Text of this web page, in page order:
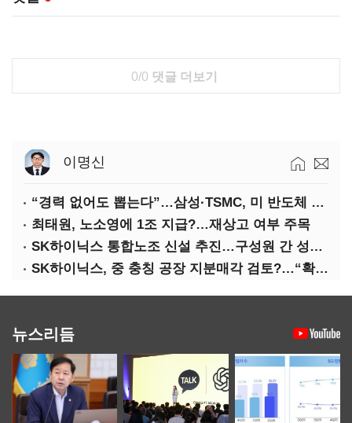
0/0 댓글 더보기
이명신
“경력 없어도 뽑는다”…삼성·TSMC, 미 반도체 인재 쟁탈전
최태원, 노소영에 1조 지급?…재상고 여부 주목
SK하이닉스 통합노조 신설 추진…구성원 간 성과급 불만 확산
SK하이닉스, 중 충칭 공장 지분매각 검토?…“확정된 바 없어”
뉴스리듬